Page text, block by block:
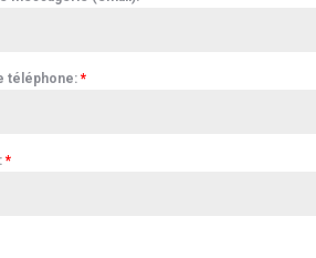
téléphone: *
*